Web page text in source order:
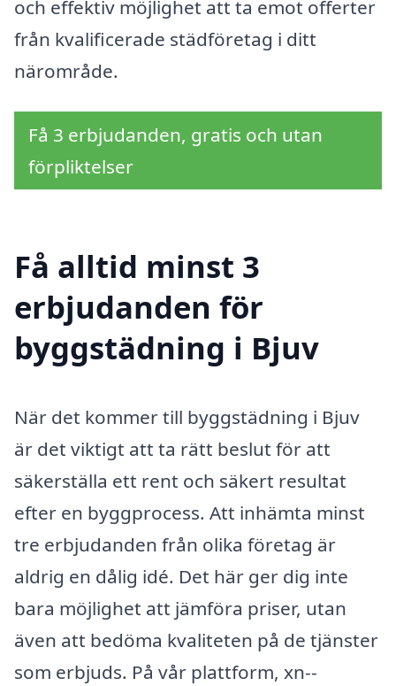
och effektiv möjlighet att ta emot offerter
från kvalificerade städföretag i ditt
närområde.
Få 3 erbjudanden, gratis och utan
förpliktelser
Få alltid minst 3
erbjudanden för
byggstädning i Bjuv
När det kommer till byggstädning i Bjuv
är det viktigt att ta rätt beslut för att
säkerställa ett rent och säkert resultat
efter en byggprocess. Att inhämta minst
tre erbjudanden från olika företag är
aldrig en dålig idé. Det här ger dig inte
bara möjlighet att jämföra priser, utan
även att bedöma kvaliteten på de tjänster
som erbjuds. På vår plattform, xn--